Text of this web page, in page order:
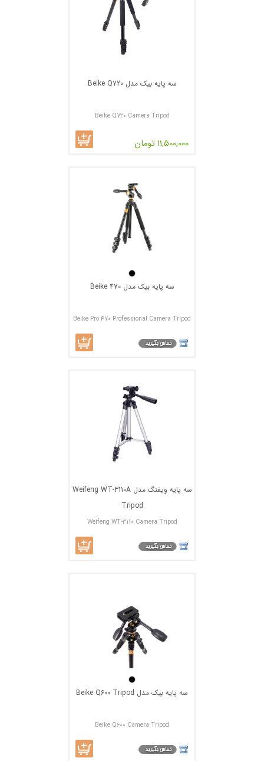
سه پایه بیک مدل Beike Q720
Beike Q720 Camera Tripod
11,500,000 تومان
سه پایه بیک مدل Beike 470
Beike Pro 470 Professional Camera Tripod
سه پایه ویفنگ مدل Weifeng WT-3110A
Tripod
Weifeng WT-3110 Camera Tripod
سه پایه بیک مدل Beike Q600 Tripod
Beike Q600 Camera Tripod